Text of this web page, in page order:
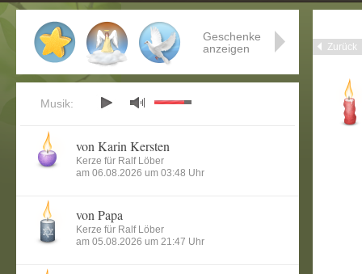
Zurück
Geschenke
anzeigen
Musik:
von Karin Kersten
Kerze für Ralf Löber
am 06.08.2026 um 03:48 Uhr
von Papa
Kerze für Ralf Löber
am 05.08.2026 um 21:47 Uhr